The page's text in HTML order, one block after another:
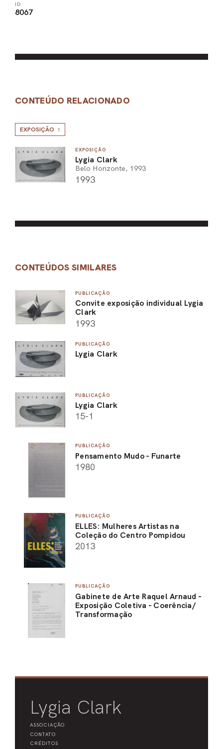
ID
8067
CONTEÚDO RELACIONADO
EXPOSIÇÃO 1
EXPOSIÇÃO
Lygia Clark
Belo Horizonte, 1993
1993
CONTEÚDOS SIMILARES
PUBLICAÇÃO
Convite exposição individual Lygia
Clark
1993
PUBLICAÇÃO
Lygia Clark
PUBLICAÇÃO
Lygia Clark
15-1
PUBLICAÇÃO
Pensamento Mudo - Funarte
1980
PUBLICAÇÃO
ELLES: Mulheres Artistas na
Coleção do Centro Pompidou
2013
PUBLICAÇÃO
Gabinete de Arte Raquel Arnaud -
Exposição Coletiva - Coerência/
Transformação
Lygia Clark
ASSOCIAÇÃO
CONTATO
CRÉDITOS